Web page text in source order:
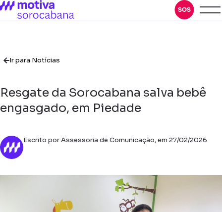
Ir para Notícias
Resgate da Sorocabana salva bebê
engasgado, em Piedade
Escrito por Assessoria de Comunicação, em 27/02/2026